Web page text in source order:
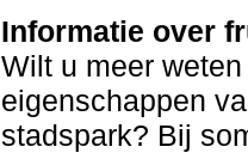
Informatie over
Wilt u meer
eigenschappen
stadspark? Bij